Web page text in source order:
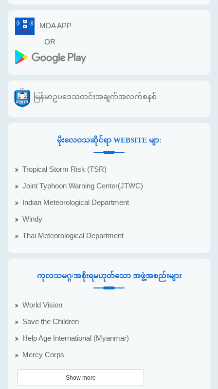
MDA APP
OR
မြန်မာဥပဒေသတင်းအချက်အလက်စနစ်
မိုးလေဝသဆိုင်ရာ WEBSITE မျာ:
Tropical Storm Risk (TSR)
Joint Typhoon Warning Center(JTWC)
Indian Meteorological Department
Windy
Thai Meteorological Department
ကုလသမဂ္ဂ/အစိုးရမဟုတ်သော အဖွဲ့အစည်းများ
World Vision
Save the Children
Help Age International (Myanmar)
Mercy Corps
Show more